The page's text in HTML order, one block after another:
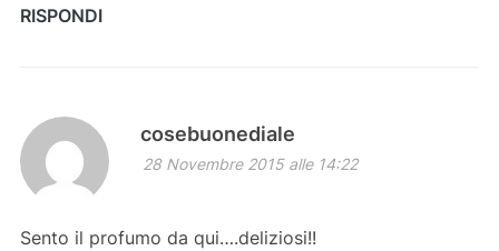
RISPONDI
cosebuonediale
28 Novembre 2015 alle 14:22
Sento il profumo da qui….deliziosi!!